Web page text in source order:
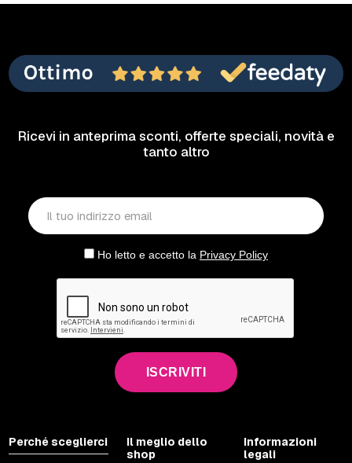
Ricevi in anteprima sconti, offerte speciali, novità e
tanto altro
Ho letto e accetto la Privacy Policy
ISCRIVITI
Perché sceglierci
Il meglio dello
shop
Informazioni
legali